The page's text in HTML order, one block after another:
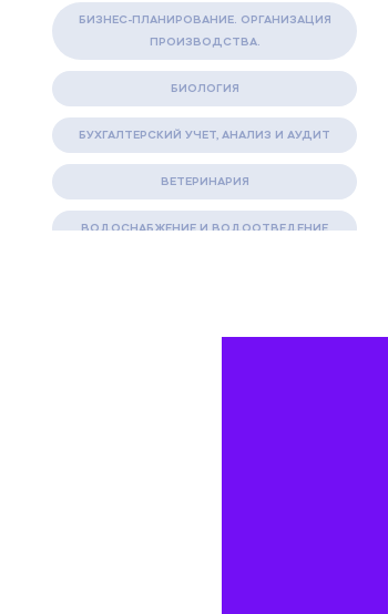
БИЗНЕС-ПЛАНИРОВАНИЕ. ОРГАНИЗАЦИЯ
ПРОИЗВОДСТВА.
БИОЛОГИЯ
БУХГАЛТЕРСКИЙ УЧЕТ, АНАЛИЗ И АУДИТ
ВЕТЕРИНАРИЯ
ВОДОСНАБЖЕНИЕ И ВОДООТВЕДЕНИЕ